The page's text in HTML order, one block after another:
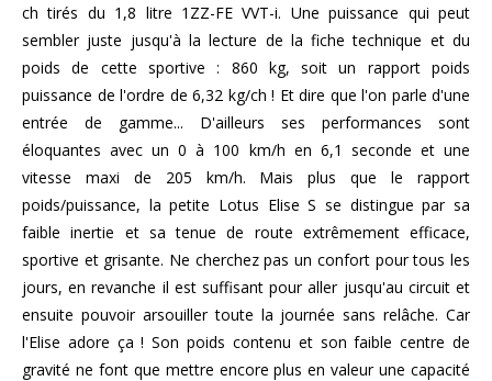
ch tirés du 1,8 litre 1ZZ-FE VVT-i. Une puissance qui peut
sembler juste jusqu'à la lecture de la fiche technique et du
poids de cette sportive : 860 kg, soit un rapport poids
puissance de l'ordre de 6,32 kg/ch ! Et dire que l'on parle d'une
entrée de gamme... D'ailleurs ses performances sont
éloquantes avec un 0 à 100 km/h en 6,1 seconde et une
vitesse maxi de 205 km/h. Mais plus que le rapport
poids/puissance, la petite Lotus Elise S se distingue par sa
faible inertie et sa tenue de route extrêmement efficace,
sportive et grisante. Ne cherchez pas un confort pour tous les
jours, en revanche il est suffisant pour aller jusqu'au circuit et
ensuite pouvoir arsouiller toute la journée sans relâche. Car
l'Elise adore ça ! Son poids contenu et son faible centre de
gravité ne font que mettre encore plus en valeur une capacité